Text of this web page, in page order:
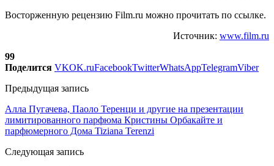
Восторженную рецензию Film.ru можно прочитать по ссылке.
Источник: www.film.ru
99
Поделится VKOK.ruFacebookTwitterWhatsAppTelegramViber
Предыдущая запись
Алла Пугачева, Паоло Теренци и другие на презентации
лимитированного парфюма Кристины Орбакайте и
парфюмерного Дома Tiziana Terenzi
Следующая запись